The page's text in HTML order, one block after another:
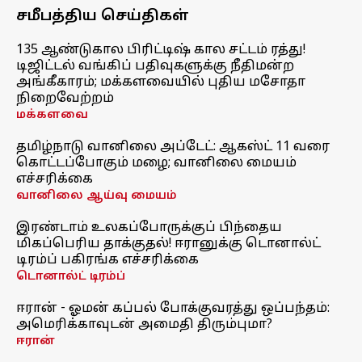
சமீபத்திய செய்திகள்
135 ஆண்டுகால பிரிட்டிஷ் கால சட்டம் ரத்து!
டிஜிட்டல் வங்கிப் பதிவுகளுக்கு நீதிமன்ற
அங்கீகாரம்; மக்களவையில் புதிய மசோதா
நிறைவேற்றம்
மக்களவை
தமிழ்நாடு வானிலை அப்டேட்: ஆகஸ்ட் 11 வரை
கொட்டப்போகும் மழை; வானிலை மையம்
எச்சரிக்கை
வானிலை ஆய்வு மையம்
இரண்டாம் உலகப்போருக்குப் பிந்தைய
மிகப்பெரிய தாக்குதல்! ஈரானுக்கு டொனால்ட்
டிரம்ப் பகிரங்க எச்சரிக்கை
டொனால்ட் டிரம்ப்
ஈரான் - ஓமன் கப்பல் போக்குவரத்து ஒப்பந்தம்:
அமெரிக்காவுடன் அமைதி திரும்புமா?
ஈரான்